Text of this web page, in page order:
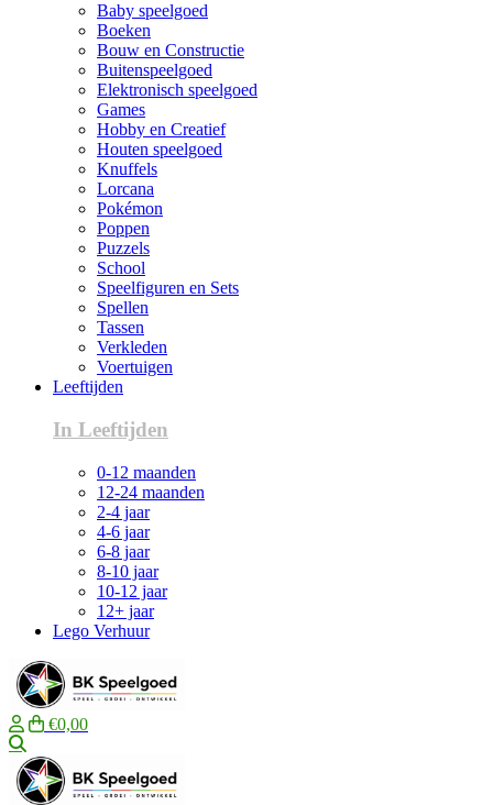
Baby speelgoed
Boeken
Bouw en Constructie
Buitenspeelgoed
Elektronisch speelgoed
Games
Hobby en Creatief
Houten speelgoed
Knuffels
Lorcana
Pokémon
Poppen
Puzzels
School
Speelfiguren en Sets
Spellen
Tassen
Verkleden
Voertuigen
Leeftijden
In Leeftijden
0-12 maanden
12-24 maanden
2-4 jaar
4-6 jaar
6-8 jaar
8-10 jaar
10-12 jaar
12+ jaar
Lego Verhuur
€0,00